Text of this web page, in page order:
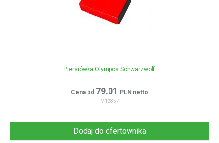
Piersiówka Olympos Schwarzwolf
Cena od 79.01 PLN netto
M12857
Dodaj do ofertownika